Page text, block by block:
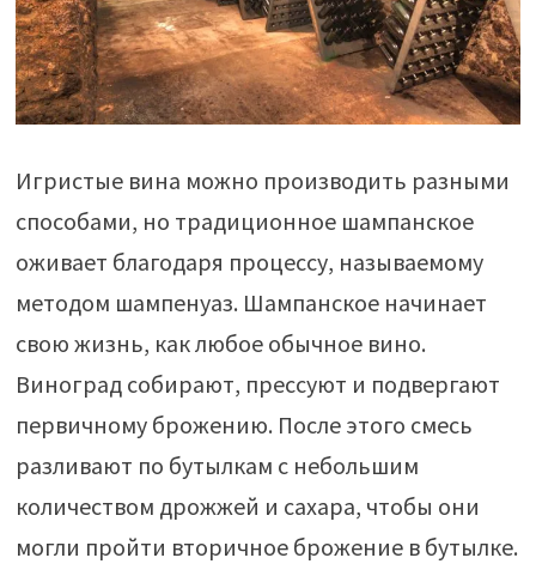
Игристые вина можно производить разными
способами, но традиционное шампанское
оживает благодаря процессу, называемому
методом шампенуаз. Шампанское начинает
свою жизнь, как любое обычное вино.
Виноград собирают, прессуют и подвергают
первичному брожению. После этого смесь
разливают по бутылкам с небольшим
количеством дрожжей и сахара, чтобы они
могли пройти вторичное брожение в бутылке.